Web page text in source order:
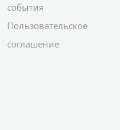
события
Пользовательское
соглашение